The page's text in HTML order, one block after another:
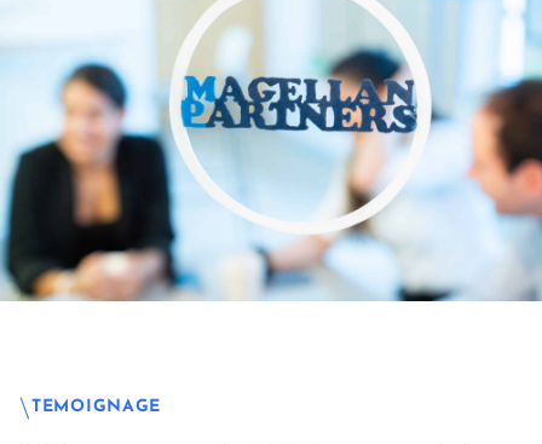
TEMOIGNAGE